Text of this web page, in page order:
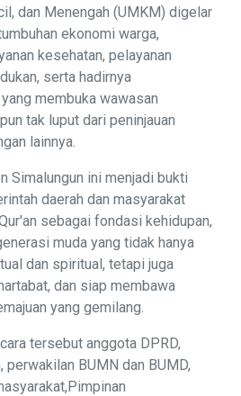
dan Menengah (UMKM) digelar
ekonomi warga,
kesehatan, pelayanan
serta hadirnya
membuka wawasan
tak luput dari peninjauan
lainnya.
Simalungun ini menjadi bukti
daerah dan masyarakat
sebagai fondasi kehidupan,
muda yang tidak hanya
dan spiritual, tetapi juga
dan siap membawa
yang gemilang.
tersebut anggota DPRD,
perwakilan BUMN dan BUMD,